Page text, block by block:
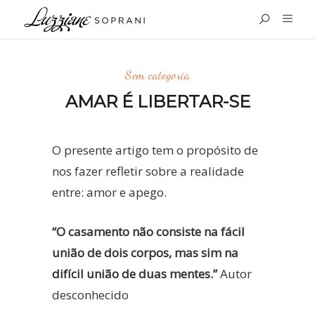
Sem categoria
AMAR É LIBERTAR-SE
O presente artigo tem o propósito de
nos fazer refletir sobre a realidade
entre: amor e apego.
“O casamento não consiste na fácil
união de dois corpos, mas sim na
difícil união de duas mentes.”Autor
desconhecido